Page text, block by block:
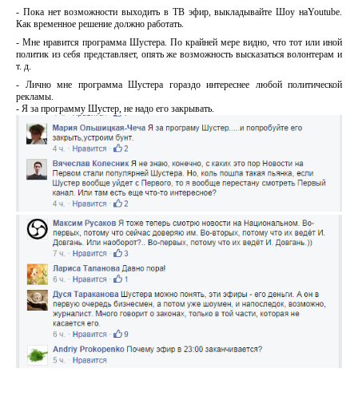
- Пока нет возможности выходить в ТВ эфир, выкладывайте Шоу наYoutube.
Как временное решение должно работать.
- Мне нравится программа Шустера. По крайней мере видно, что тот или иной
политик из себя представляет, опять же возможность высказаться волонтерам и
т. д.
- Лично мне программа Шустера гораздо интереснее любой политической
рекламы.
- Я за программу Шустер, не надо его закрывать.